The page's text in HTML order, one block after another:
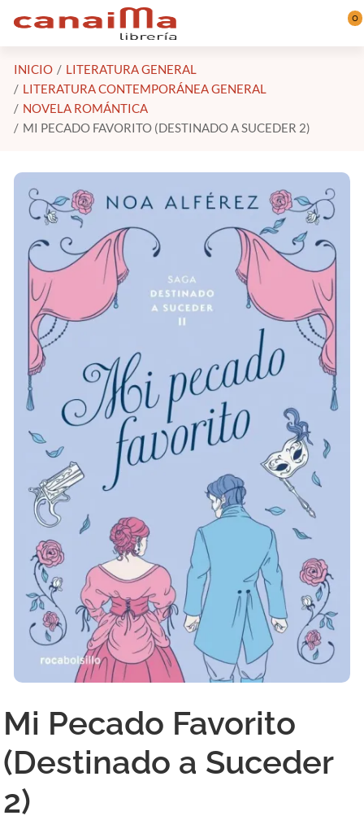
Saltar al contenido principal 0
INICIO
LITERATURA GENERAL
LITERATURA CONTEMPORÁNEA GENERAL
NOVELA ROMÁNTICA
MI PECADO FAVORITO (DESTINADO A SUCEDER 2)
Mi Pecado Favorito
(Destinado a Suceder
2)